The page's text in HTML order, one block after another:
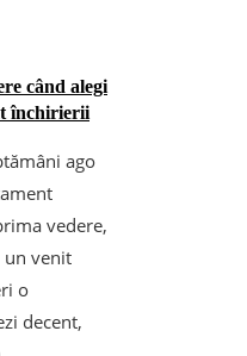
când alegi
închirierii
ago
vedere,
un venit
o
decent,